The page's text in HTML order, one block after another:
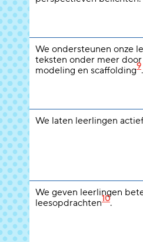
We ondersteunen onze
teksten onder meer
modeling en scaffolding9.
We laten leerlingen
We geven leerlingen
leesopdrachten10.